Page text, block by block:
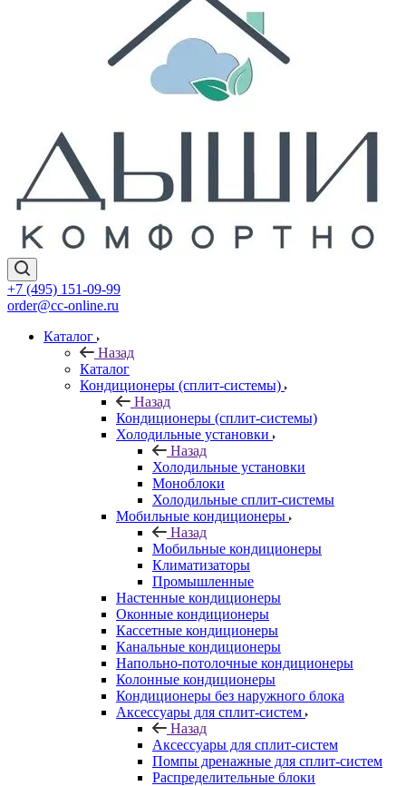
+7 (495) 151-09-99
order@cc-online.ru
Каталог
Назад
Каталог
Кондиционеры (сплит-системы)
Назад
Кондиционеры (сплит-системы)
Холодильные установки
Назад
Холодильные установки
Моноблоки
Холодильные сплит-системы
Мобильные кондиционеры
Назад
Мобильные кондиционеры
Климатизаторы
Промышленные
Настенные кондиционеры
Оконные кондиционеры
Кассетные кондиционеры
Канальные кондиционеры
Напольно-потолочные кондиционеры
Колонные кондиционеры
Кондиционеры без наружного блока
Аксессуары для сплит-систем
Назад
Аксессуары для сплит-систем
Помпы дренажные для сплит-систем
Распределительные блоки